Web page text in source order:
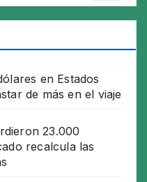
en Estados
de más en el viaje
23.000
recalcula las